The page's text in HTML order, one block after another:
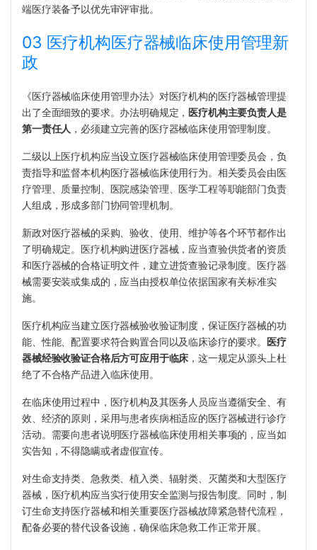
端医疗装备予以优先审评审批。
03 医疗机构医疗器械临床使用管理新
政
《医疗器械临床使用管理办法》对医疗机构的医疗器械管理提
出了全面细致的要求。办法明确规定， 医疗机构主要负责人是
第一责任人 ，必须建立完善的医疗器械临床使用管理制度。
二级以上医疗机构应当设立医疗器械临床使用管理委员会，负
责指导和监督本机构医疗器械临床使用行为。相关委员会由医
疗管理、质量控制、医院感染管理、医学工程等职能部门负责
人组成，形成多部门协同管理机制。
新政对医疗器械的采购、验收、使用、维护等各个环节都作出
了明确规定。医疗机构购进医疗器械，应当查验供货者的资质
和医疗器械的合格证明文件，建立进货查验记录制度。医疗器
械需要安装或集成的，应当由授权单位依据国家有关标准实
施。
医疗机构应当建立医疗器械验收验证制度，保证医疗器械的功
能、性能、配置要求符合购置合同以及临床诊疗的要求。 医疗
器械经验收验证合格后方可应用于临床 ，这一规定从源头上杜
绝了不合格产品进入临床使用。
在临床使用过程中，医疗机构及其医务人员应当遵循安全、有
效、经济的原则，采用与患者疾病相适应的医疗器械进行诊疗
活动。需要向患者说明医疗器械临床使用相关事项的，应当如
实告知，不得隐瞒或者虚假宣传。
对生命支持类、急救类、植入类、辐射类、灭菌类和大型医疗
器械，医疗机构应当实行使用安全监测与报告制度。同时，制
订生命支持医疗器械和相关重要医疗器械故障紧急替代流程，
配备必要的替代设备设施，确保临床急救工作正常开展。